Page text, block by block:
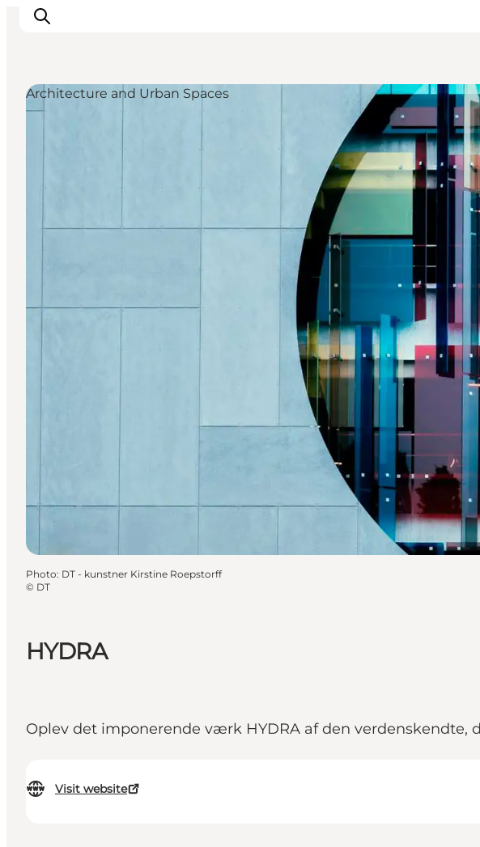
Plan your stay
HYDRA
Oplev det imponerende værk HYDRA af den verdenskendte,
Visit website
Architecture and Urban Spaces
Photo: DT - kunstner Kirstine Roepstorff
© DT